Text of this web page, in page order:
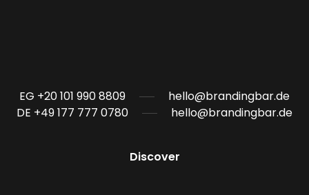
EG +20 101 990 8809
hello@brandingbar.de
DE +49 177 777 0780
hello@brandingbar.de
Discover